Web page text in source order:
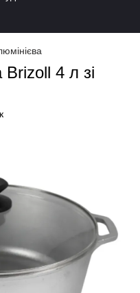
Brizoll 4 л зі